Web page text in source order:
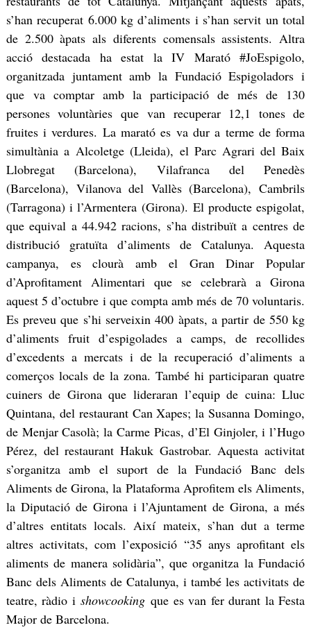
s’han recuperat 6.000 kg d’aliments i s’han servit un total
de 2.500 àpats als diferents comensals assistents. Altra
acció destacada ha estat la IV Marató #JoEspigolo,
organitzada juntament amb la Fundació Espigoladors i
que va comptar amb la participació de més de 130
persones voluntàries que van recuperar 12,1 tones de
fruites i verdures. La marató es va dur a terme de forma
simultània a Alcoletge (Lleida), el Parc Agrari del Baix
Llobregat (Barcelona), Vilafranca del Penedès
(Barcelona), Vilanova del Vallès (Barcelona), Cambrils
(Tarragona) i l’Armentera (Girona). El producte espigolat,
que equival a 44.942 racions, s’ha distribuït a centres de
distribució gratuïta d’aliments de Catalunya. Aquesta
campanya, es clourà amb el Gran Dinar Popular
d’Aprofitament Alimentari que se celebrarà a Girona
aquest 5 d’octubre i que compta amb més de 70 voluntaris.
Es preveu que s’hi serveixin 400 àpats, a partir de 550 kg
d’aliments fruit d’espigolades a camps, de recollides
d’excedents a mercats i de la recuperació d’aliments a
comerços locals de la zona. També hi participaran quatre
cuiners de Girona que lideraran l’equip de cuina: Lluc
Quintana, del restaurant Can Xapes; la Susanna Domingo,
de Menjar Casolà; la Carme Picas, d’El Ginjoler, i l’Hugo
Pérez, del restaurant Hakuk Gastrobar. Aquesta activitat
s’organitza amb el suport de la Fundació Banc dels
Aliments de Girona, la Plataforma Aprofitem els Aliments,
la Diputació de Girona i l’Ajuntament de Girona, a més
d’altres entitats locals. Així mateix, s’han dut a terme
altres activitats, com l’exposició “35 anys aprofitant els
aliments de manera solidària”, que organitza la Fundació
Banc dels Aliments de Catalunya, i també les activitats de
teatre, ràdio ishowcooking que es van fer durant la Festa
Major de Barcelona.